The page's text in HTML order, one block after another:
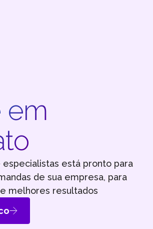
em
está pronto para
de sua empresa, para
melhores resultados